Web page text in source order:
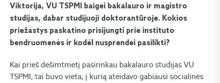
Viktorija, VU TSPMI baigei bakalauro ir magistro
studijas, dabar studijuoji doktorantūroje. Kokios
priežastys paskatino prisijungti prie instituto
bendruomenės ir kodėl nusprendei pasilikti?
Kai prieš dešimtmetį pasirinkau bakalauro studijas VU
TSPMI, tai buvo vieta, į kurią ateidavo gabiausi socialinės